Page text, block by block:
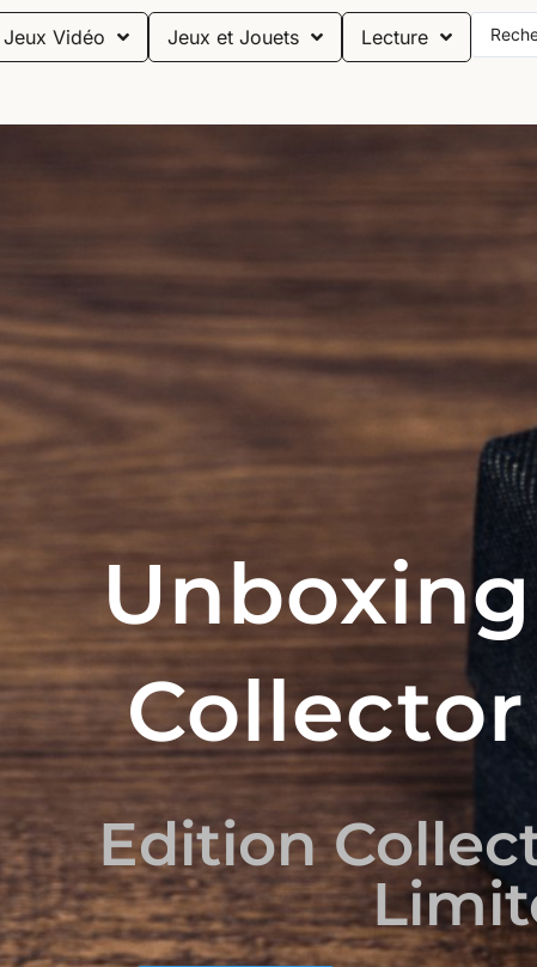
Jeux Vidéo Jeux et Jouets Lecture
Edition